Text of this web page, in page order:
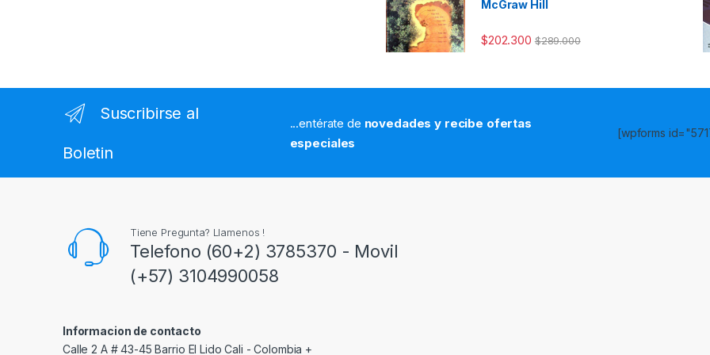
McGraw Hill
$202.300 $289.000
Suscribirse al
Boletin
...entérate de novedades y recibe ofertas
especiales
[wpforms
Tiene Pregunta? Llamenos !
Telefono (60+2) 3785370 - Movil
(+57) 3104990058
Informacion de contacto
Calle 2 A # 43-45 Barrio El Lido Cali - Colombia +